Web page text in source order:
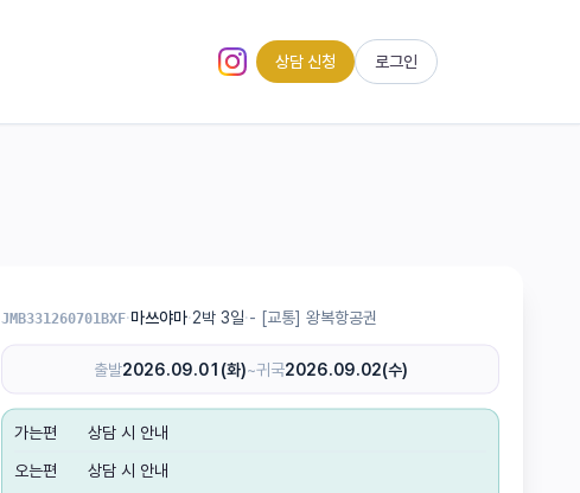
인스타그램 (새 탭)
상담 신청 로그인
JMB331260701BXF·마쓰야마·2박 3일·- [교통] 왕복항공권
출발2026.09.01(화)~귀국2026.09.02(수)
가는편
상담 시 안내
오는편
상담 시 안내